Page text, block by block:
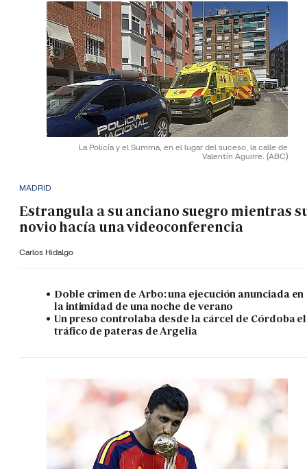
La Policía y el Summa, en el lugar del suceso, la calle de
Valentín Aguirre. (ABC)
MADRID
Estrangula a su anciano suegro mientras
novio hacía una videoconferencia
Carlos Hidalgo
Doble crimen de Arbo: una ejecución anunciada en
la intimidad de una noche de verano
Un preso controlaba desde la cárcel de Córdoba el
tráfico de pateras de Argelia